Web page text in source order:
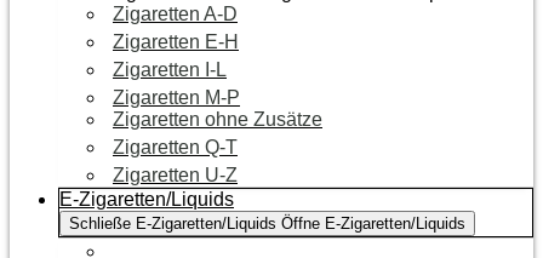
Zigaretten A-D
Zigaretten E-H
Zigaretten I-L
Zigaretten M-P
Zigaretten ohne Zusätze
Zigaretten Q-T
Zigaretten U-Z
E-Zigaretten/Liquids
Schließe E-Zigaretten/Liquids Öffne E-Zigaretten/Liquids